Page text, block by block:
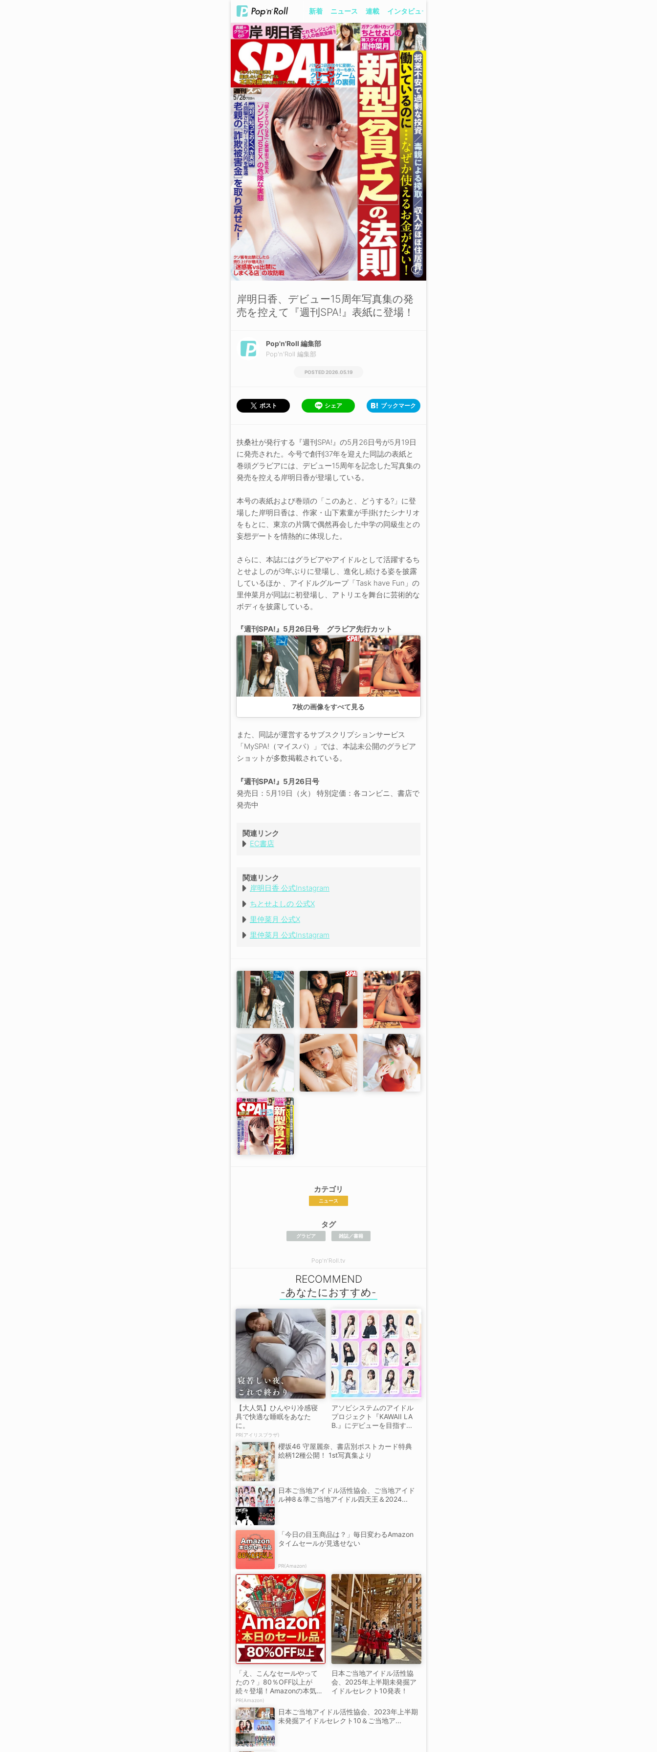
新着 ニュース 連載 インタビュー
岸明日香、デビュー15周年写真集の発
売を控えて『週刊SPA!』表紙に登場！
Pop'n'Roll 編集部
Pop'n'Roll 編集部
2026.05.19
ポスト シェア ブックマーク
扶桑社が発行する『週刊SPA!』の5月26日号が5月19日
に発売された。今号で創刊37年を迎えた同誌の表紙と
巻頭グラビアには、デビュー15周年を記念した写真集の
発売を控える岸明日香が登場している。
本号の表紙および巻頭の「このあと、どうする?」に登
場した岸明日香は、作家・山下素童が手掛けたシナリオ
をもとに、東京の片隅で偶然再会した中学の同級生との
妄想デートを情熱的に体現した。
さらに、本誌にはグラビアやアイドルとして活躍するち
とせよしのが3年ぶりに登場し、進化し続ける姿を披露
しているほか 、アイドルグループ「Task have Fun」の
里仲菜月が同誌に初登場し、アトリエを舞台に芸術的な
ボディを披露している。
『週刊SPA!』5月26日号 グラビア先行カット
7枚の画像をすべて見る
また、同誌が運営するサブスクリプションサービス
「MySPA!（マイスパ）」では、本誌未公開のグラビア
ショットが多数掲載されている。
『週刊SPA!』5月26日号
発売日：5月19日（火） 特別定価：各コンビニ、書店で
発売中
関連リンク
EC書店
関連リンク
岸明日香 公式Instagram
ちとせよしの 公式X
里仲菜月 公式X
里仲菜月 公式Instagram
カテゴリ
ニュース
タグ
グラビア 雑誌／書籍
Pop'n'Roll.tv
RECOMMEND
【大人気】ひんやり冷感寝
具で快適な睡眠をあなた
に。
PR(アイリスプラザ)
アソビシステムのアイドル
プロジェクト『KAWAII LA
B.』にデビューを目指す...
櫻坂46 守屋麗奈、書店別ポストカード特典
絵柄12種公開！ 1st写真集より
日本ご当地アイドル活性協会、ご当地アイド
ル神8＆準ご当地アイドル四天王＆2024...
「今日の目玉商品は？」毎日変わるAmazon
タイムセールが見逃せない
PR(Amazon)
「え、こんなセールやって
たの？」80％OFF以上が
続々登場！Amazonの本気
が...
PR(Amazon)
日本ご当地アイドル活性協
会、2025年上半期未発掘ア
イドルセレクト10発表！
日本ご当地アイドル活性協会、2023年上半期
未発掘アイドルセレクト10＆ご当地ア...